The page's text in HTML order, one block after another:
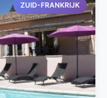
ZUID-FRANKRIJK